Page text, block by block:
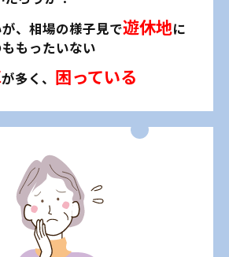
、相場の様子見で遊休地に
もったいない
が多く、 困っている